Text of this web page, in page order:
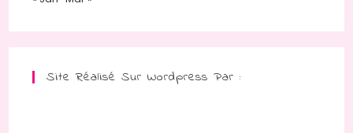
Site Réalisé Sur Wordpress Par :